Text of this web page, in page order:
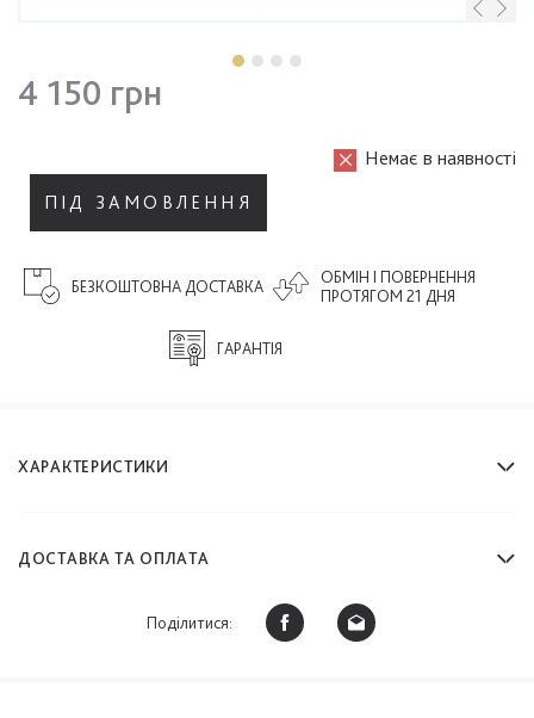
4 150 грн
Немає в наявності
ПІД ЗАМОВЛЕННЯ
ОБМІН І ПОВЕРНЕННЯ
ПРОТЯГОМ 21 ДНЯ
ГАРАНТІЯ
БЕЗКОШТОВНА ДОСТАВКА
ХАРАКТЕРИСТИКИ
ДОСТАВКА ТА ОПЛАТА
Поділитися: